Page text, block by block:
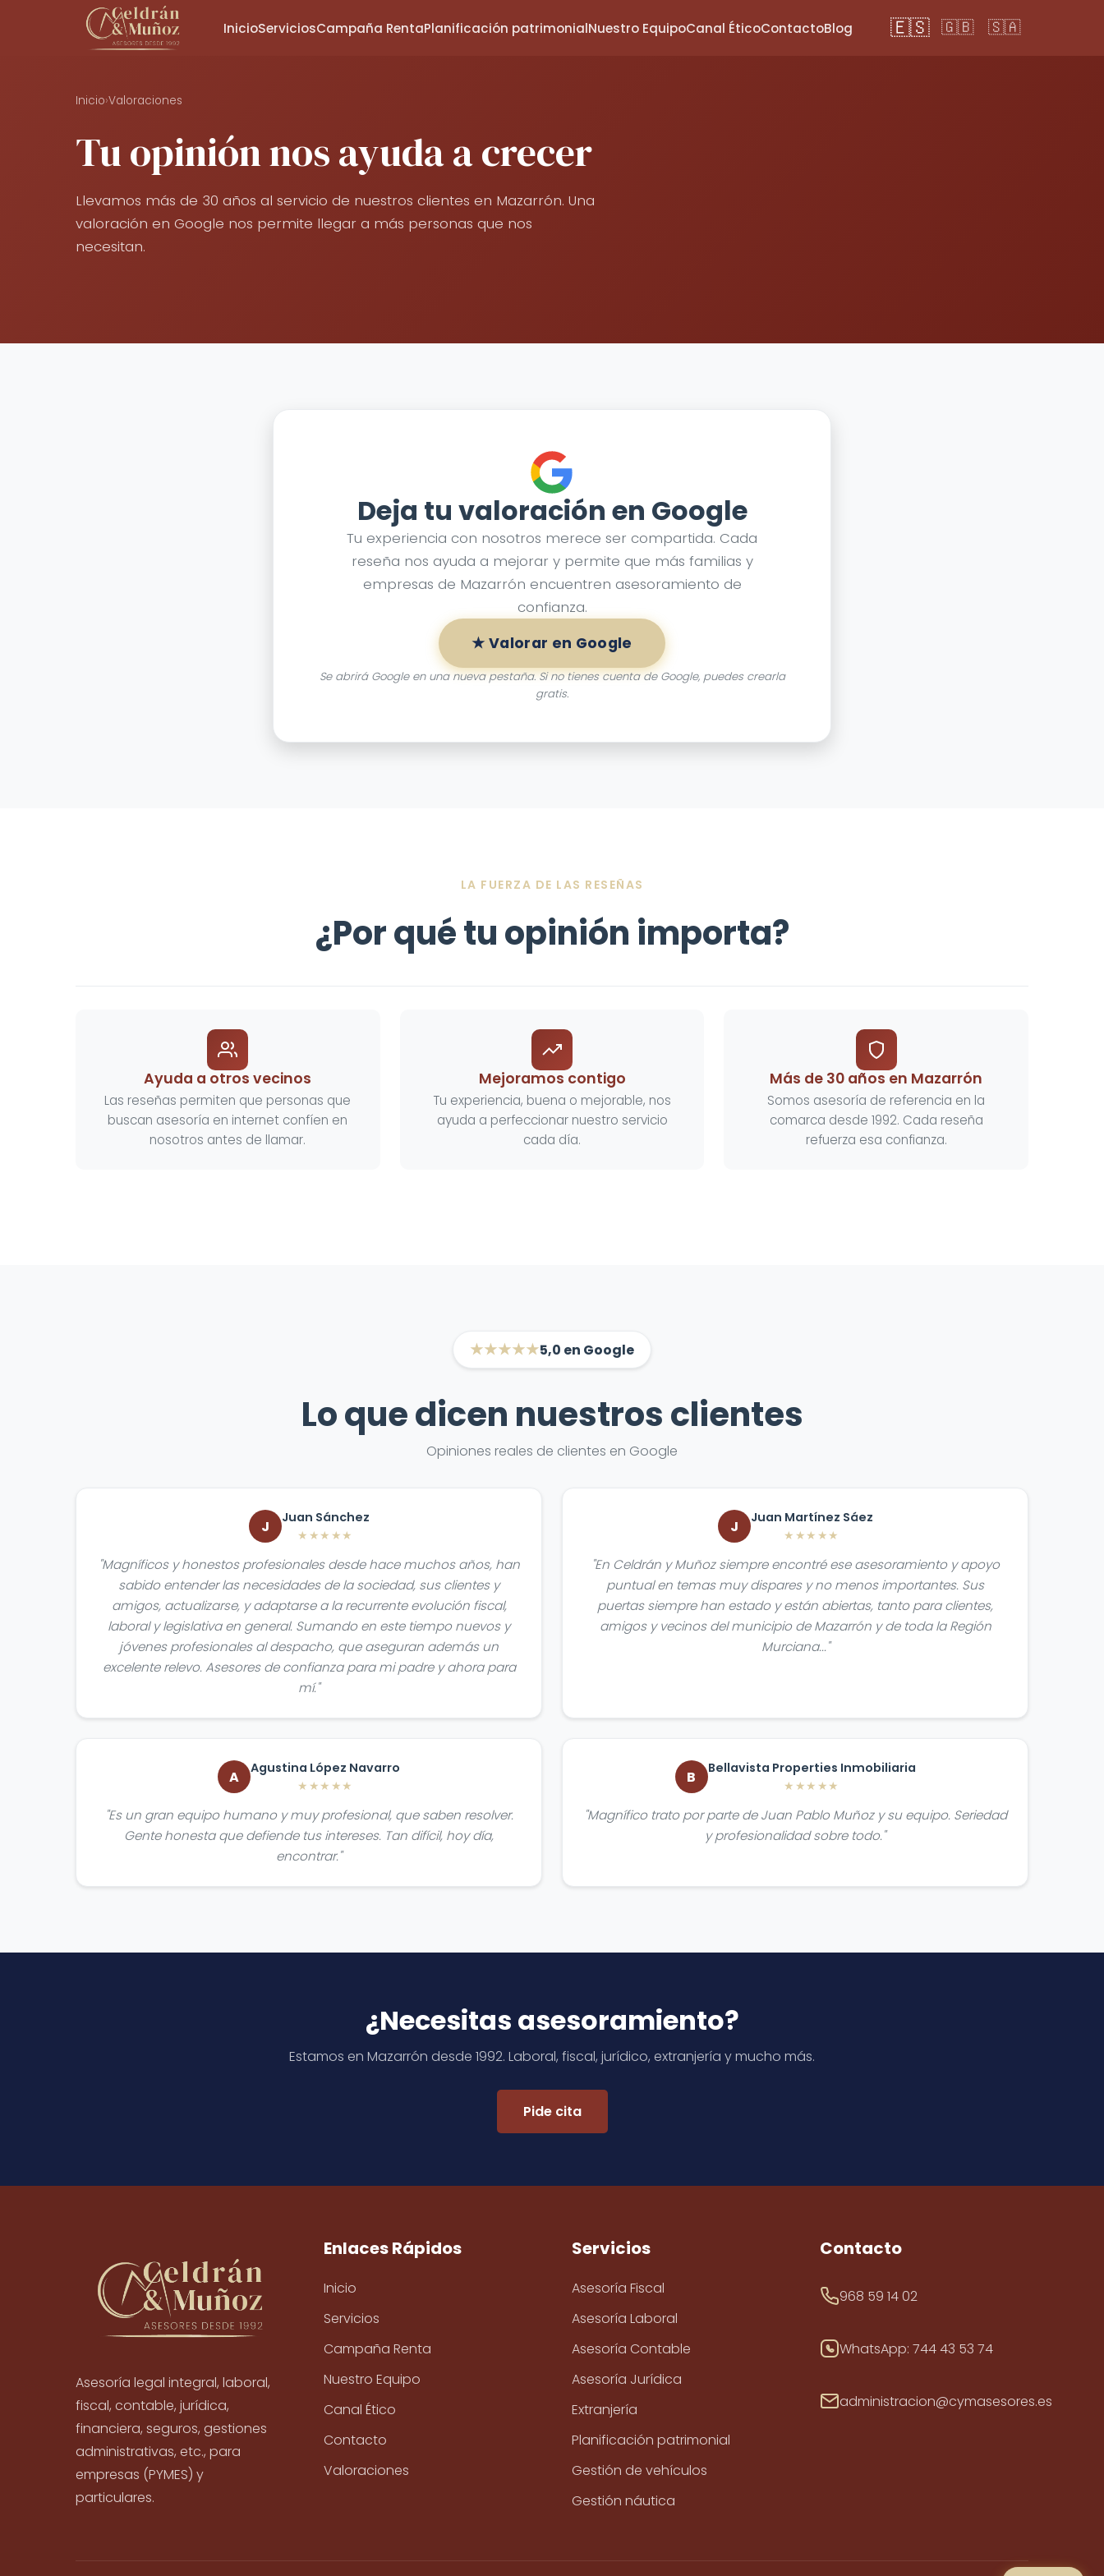
InicioServiciosCampaña RentaPlanificación patrimonialNuestro EquipoCanal ÉticoContactoBlog 🇪🇸 🇬🇧 🇸🇦
Inicio›Valoraciones
Tu opinión nos ayuda a crecer
Llevamos más de 30 años al servicio de nuestros clientes en Mazarrón. Una
valoración en Google nos permite llegar a más personas que nos
necesitan.
Deja tu valoración en Google
Tu experiencia con nosotros merece ser compartida. Cada
reseña nos ayuda a mejorar y permite que más familias y
empresas de Mazarrón encuentren asesoramiento de
confianza.
★ Valorar en Google
Se abrirá Google en una nueva pestaña. Si no tienes cuenta de Google, puedes crearla
gratis.
LA FUERZA DE LAS RESEÑAS
¿Por qué tu opinión importa?
Ayuda a otros vecinos
Las reseñas permiten que personas que
buscan asesoría en internet confíen en
nosotros antes de llamar.
Mejoramos contigo
Tu experiencia, buena o mejorable, nos
ayuda a perfeccionar nuestro servicio
cada día.
Más de 30 años en Mazarrón
Somos asesoría de referencia en la
comarca desde 1992. Cada reseña
refuerza esa confianza.
★★★★★5,0 en Google
Lo que dicen nuestros clientes
Opiniones reales de clientes en Google
J Juan Sánchez
★★★★★
"Magníficos y honestos profesionales desde hace muchos años, han
sabido entender las necesidades de la sociedad, sus clientes y
amigos, actualizarse, y adaptarse a la recurrente evolución fiscal,
laboral y legislativa en general. Sumando en este tiempo nuevos y
jóvenes profesionales al despacho, que aseguran además un
excelente relevo. Asesores de confianza para mi padre y ahora para
mí."
J Juan Martínez Sáez
★★★★★
"En Celdrán y Muñoz siempre encontré ese asesoramiento y apoyo
puntual en temas muy dispares y no menos importantes. Sus
puertas siempre han estado y están abiertas, tanto para clientes,
amigos y vecinos del municipio de Mazarrón y de toda la Región
Murciana..."
A Agustina López Navarro
★★★★★
"Es un gran equipo humano y muy profesional, que saben resolver.
Gente honesta que defiende tus intereses. Tan difícil, hoy día,
encontrar."
B Bellavista Properties Inmobiliaria
★★★★★
"Magnífico trato por parte de Juan Pablo Muñoz y su equipo. Seriedad
y profesionalidad sobre todo."
¿Necesitas asesoramiento?
Estamos en Mazarrón desde 1992. Laboral, fiscal, jurídico, extranjería y mucho más.
Pide cita
Asesoría legal integral, laboral,
fiscal, contable, jurídica,
financiera, seguros, gestiones
administrativas, etc., para
empresas (PYMES) y
particulares.
Enlaces Rápidos
Inicio
Servicios
Campaña Renta
Nuestro Equipo
Canal Ético
Contacto
Valoraciones
Servicios
Asesoría Fiscal
Asesoría Laboral
Asesoría Contable
Asesoría Jurídica
Extranjería
Planificación patrimonial
Gestión de vehículos
Gestión náutica
Contacto
968 59 14 02
WhatsApp: 744 43 53 74
administracion@cymasesores.es